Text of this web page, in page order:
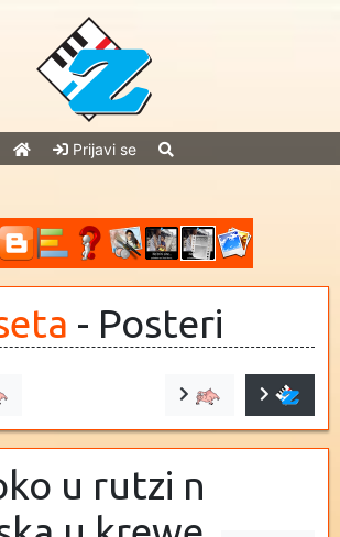
Prijavi se
- Posteri
u rutzi n